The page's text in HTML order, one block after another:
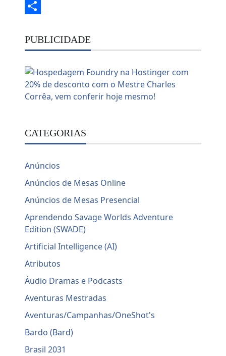
Evernote
PUBLICIDADE
CATEGORIAS
Anúncios
Anúncios de Mesas Online
Anúncios de Mesas Presencial
Aprendendo Savage Worlds Adventure
Edition (SWADE)
Artificial Intelligence (AI)
Atributos
Áudio Dramas e Podcasts
Aventuras Mestradas
Aventuras/Campanhas/OneShot's
Bardo (Bard)
Brasil 2031